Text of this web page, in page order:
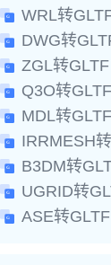
WRL转
DWG转
ZGL转GLTF
Q3O转GLTF
MDL转GLTF
IRRMESH
B3DM转
UGRID转
ASE转GLTF